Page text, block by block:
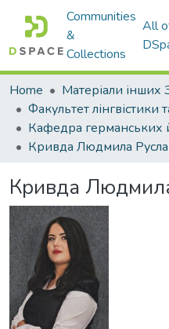
Communities
&
Collections
All
Home
Матеріали інших
Кривда